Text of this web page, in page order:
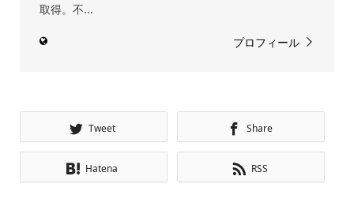
取得。不...
プロフィール
Tweet Share
Hatena RSS